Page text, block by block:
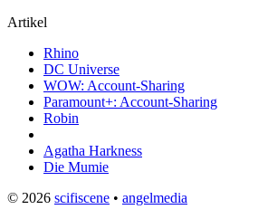
Artikel
Rhino
DC Universe
WOW: Account-Sharing
Paramount+: Account-Sharing
Robin
Agatha Harkness
Die Mumie
© 2026 scifiscene • angelmedia